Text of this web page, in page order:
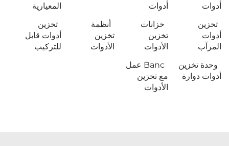
أدوات
أدوات
المعيارية
تخزين
أدوات
المرآب
خزانات
تخزين
الأدوات
أنظمة
تخزين
الأدوات
تخزين
أدوات قابل
للتركيب
وحدة تخزين
أدوات دوارة
Banc عمل
مع تخزين
الأدوات